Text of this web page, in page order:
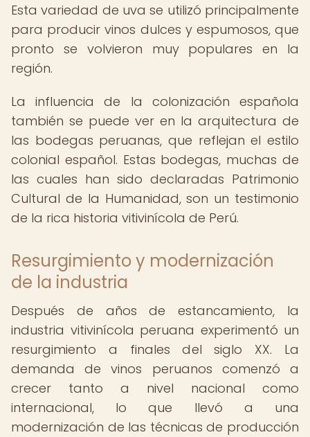
Esta variedad de uva se utilizó principalmente
para producir vinos dulces y espumosos, que
pronto se volvieron muy populares en la
región.
La influencia de la colonización española
también se puede ver en la arquitectura de
las bodegas peruanas, que reflejan el estilo
colonial español. Estas bodegas, muchas de
las cuales han sido declaradas Patrimonio
Cultural de la Humanidad, son un testimonio
de la rica historia vitivinícola de Perú.
Resurgimiento y modernización
de la industria
Después de años de estancamiento, la
industria vitivinícola peruana experimentó un
resurgimiento a finales del siglo XX. La
demanda de vinos peruanos comenzó a
crecer tanto a nivel nacional como
internacional, lo que llevó a una
modernización de las técnicas de producción